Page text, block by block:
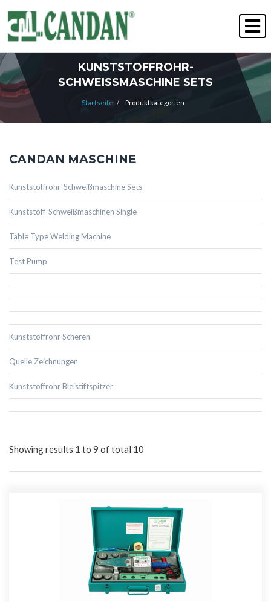
" Qualität gewinnt immer "
KUNSTSTOFFROHR-
SCHWEISSMASCHINE SETS
Startseite / Produktkategorien
CANDAN MASCHINE
Kunststoffrohr-Schweißmaschine Sets
Kunststoff-Schweißmaschinen Single
Table Type Welding Machine
Test Pump
Kunststoffrohr Scheren
Quelle Zeichnungen
Kunststoffrohr Bleistiftspitzer
Showing results 1 to 9 of total 10